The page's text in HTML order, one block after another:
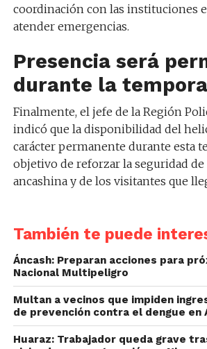
coordinación con las instituciones
atender emergencias.
Presencia será
durante la
Finalmente, el jefe de la Región
indicó que la disponibilidad del
carácter permanente durante esta
objetivo de reforzar la seguridad
ancashina y de los visitantes que
También te puede
Áncash: Preparan acciones para
Nacional Multipeligro
Multan a vecinos que impiden
de prevención contra el dengue en
Huaraz: Trabajador queda grave